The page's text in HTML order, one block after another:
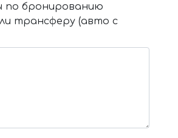
по бронированию
трансферу (авто с